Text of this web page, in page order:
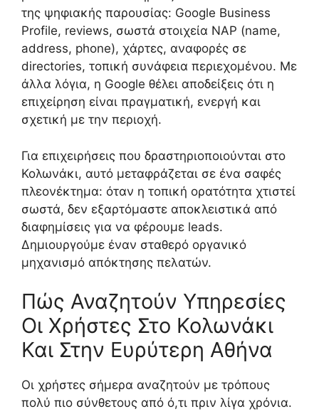
της ψηφιακής παρουσίας: Google Business
Profile, reviews, σωστά στοιχεία NAP (name,
address, phone), χάρτες, αναφορές σε
directories, τοπική συνάφεια περιεχομένου. Με
άλλα λόγια, η Google θέλει αποδείξεις ότι η
επιχείρηση είναι πραγματική, ενεργή και
σχετική με την περιοχή.
Για επιχειρήσεις που δραστηριοποιούνται στο
Κολωνάκι, αυτό μεταφράζεται σε ένα σαφές
πλεονέκτημα: όταν η τοπική ορατότητα χτιστεί
σωστά, δεν εξαρτόμαστε αποκλειστικά από
διαφημίσεις για να φέρουμε leads.
Δημιουργούμε έναν σταθερό οργανικό
μηχανισμό απόκτησης πελατών.
Πώς Αναζητούν Υπηρεσίες
Οι Χρήστες Στο Κολωνάκι
Και Στην Ευρύτερη Αθήνα
Οι χρήστες σήμερα αναζητούν με τρόπους
πολύ πιο σύνθετους από ό,τι πριν λίγα χρόνια.